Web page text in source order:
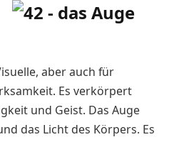
aber auch für
Es verkörpert
und Geist. Das Auge
das Licht des Körpers. Es